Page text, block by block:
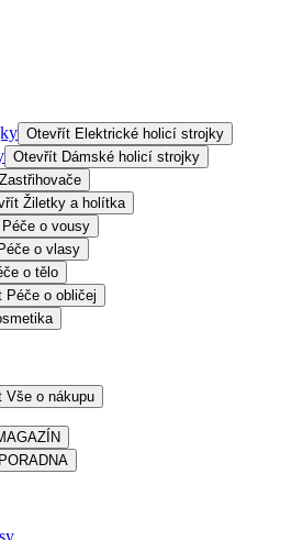
Otevřít Elektrické holicí strojky
Otevřít Dámské holicí strojky
Zastřihovače
Žiletky a holítka
Péče o vousy
Péče o vlasy
o tělo
Péče o obličej
Vše o nákupu
PORADNA